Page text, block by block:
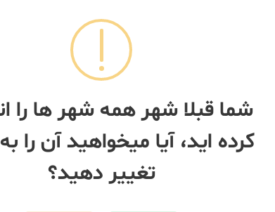
شما قبلا شهر همه شهر ها را
کرده اید، آیا میخواهید آن را
تغییر دهید؟